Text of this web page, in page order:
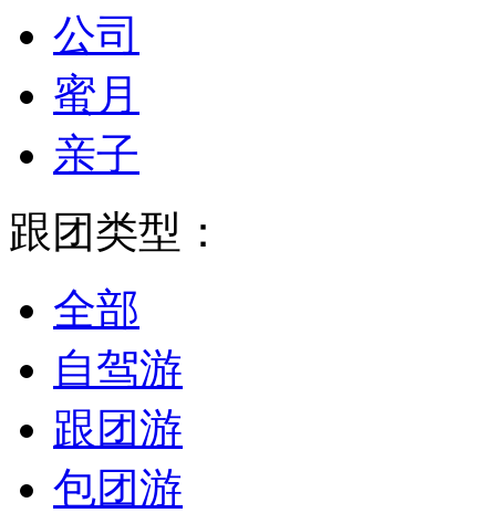
公司
蜜月
亲子
跟团类型：
全部
自驾游
跟团游
包团游